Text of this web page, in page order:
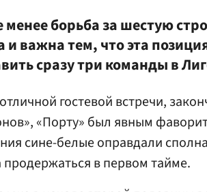
менее борьба за шестую
и важна тем, что эта
сразу три команды в
гостевой встречи,
«Порту» был явным
сине-белые оправдали
продержаться в первом тайме.